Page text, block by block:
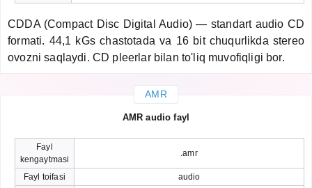
CDDA (Compact Disc Digital Audio) — standart audio CD
formati. 44,1 kGs chastotada va 16 bit chuqurlikda stereo
ovozni saqlaydi. CD pleerlar bilan to'liq muvofiqligi bor.
AMR
AMR audio fayl
Fayl
kengaytmasi
.amr
Fayl toifasi audio